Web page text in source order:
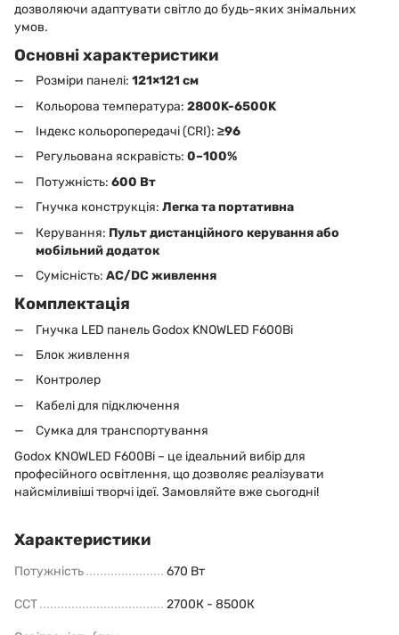
дозволяючи адаптувати світло до будь-яких знімальних
умов.
Основні характеристики
Розміри панелі: 121×121 см
Кольорова температура: 2800K-6500K
Індекс кольоропередачі (CRI): ≥96
Регульована яскравість: 0–100%
Потужність: 600 Вт
Гнучка конструкція: Легка та портативна
Керування: Пульт дистанційного керування або
мобільний додаток
Сумісність: AC/DC живлення
Комплектація
Гнучка LED панель Godox KNOWLED F600Bi
Блок живлення
Контролер
Кабелі для підключення
Сумка для транспортування
Godox KNOWLED F600Bi – це ідеальний вибір для
професійного освітлення, що дозволяє реалізувати
найсміливіші творчі ідеї. Замовляйте вже сьогодні!
Характеристики
Потужність 670 Вт
CCT 2700К - 8500К